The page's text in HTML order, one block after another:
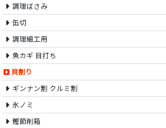
調理ばさみ
缶切
調理細工用
魚カギ 目打ち
貝割り
ギンナン割 クルミ割
氷ノミ
鰹節削箱